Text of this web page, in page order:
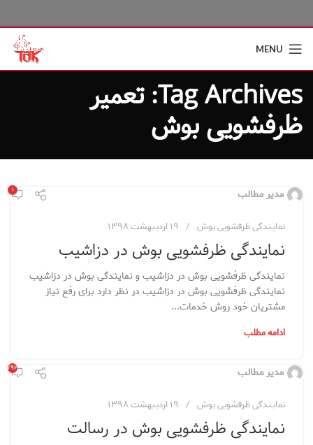
MENU
Tag Archives: تعمیر
ظرفشویی بوش
مدیر مطالب ۱
نمایندگی ظرفشویی بوش ۱۹ اردیبهشت ۱۳۹۸
نمایندگی ظرفشویی بوش در دزاشیب
نمایندگی ظرفشویی بوش در دزاشیب و نمایندگی بوش در دزاشیب
نمایندگی ظرفشویی بوش در دزاشیب در نظر دارد برای رفع نیاز
مشتریان خود روش خدمات...
ادامه مطلب
مدیر مطالب ۷۹۲
نمایندگی ظرفشویی بوش ۱۹ اردیبهشت ۱۳۹۸
نمایندگی ظرفشویی بوش در رسالت